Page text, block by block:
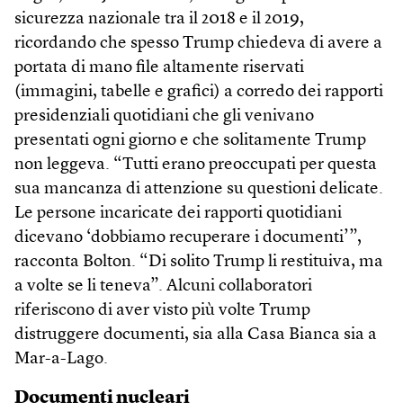
sicurezza nazionale tra il 2018 e il 2019,
ricordando che spesso Trump chiedeva di avere a
portata di mano file altamente riservati
(immagini, tabelle e grafici) a corredo dei rapporti
presidenziali quotidiani che gli venivano
presentati ogni giorno e che solitamente Trump
non leggeva. “Tutti erano preoccupati per questa
sua mancanza di attenzione su questioni delicate.
Le persone incaricate dei rapporti quotidiani
dicevano ‘dobbiamo recuperare i documenti’”,
racconta Bolton. “Di solito Trump li restituiva, ma
a volte se li teneva”. Alcuni collaboratori
riferiscono di aver visto più volte Trump
distruggere documenti, sia alla Casa Bianca sia a
Mar-a-Lago.
Documenti nucleari